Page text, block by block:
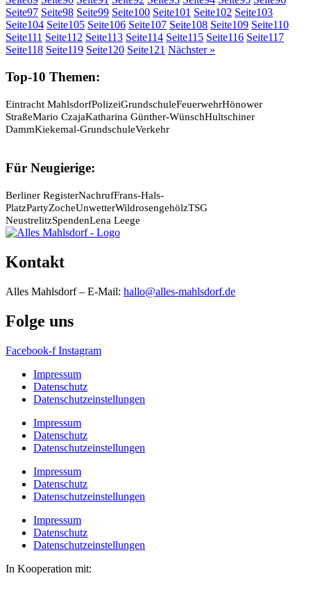
Seite97 Seite98 Seite99 Seite100 Seite101 Seite102 Seite103
Seite104 Seite105 Seite106 Seite107 Seite108 Seite109 Seite110
Seite111 Seite112 Seite113 Seite114 Seite115 Seite116 Seite117
Seite118 Seite119 Seite120 Seite121 Nächster »
Top-10 Themen:
Eintracht MahlsdorfPolizeiGrundschuleFeuerwehrHönower
StraßeMario CzajaKatharina Günther-WünschHultschiner
DammKiekemal-GrundschuleVerkehr
Für Neugierige:
Berliner RegisterNachrufFrans-Hals-
PlatzPartyZocheUnwetterWildrosengehölzTSG
NeustrelitzSpendenLena Leege
Kontakt
Alles Mahlsdorf – E-Mail: hallo@alles-mahlsdorf.de
Folge uns
Facebook-f Instagram
Impressum
Datenschutz
Datenschutzeinstellungen
Impressum
Datenschutz
Datenschutzeinstellungen
Impressum
Datenschutz
Datenschutzeinstellungen
Impressum
Datenschutz
Datenschutzeinstellungen
In Kooperation mit: